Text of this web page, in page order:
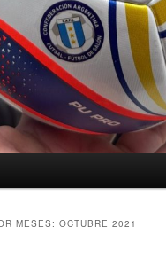
MESES:OCTUBRE 2021